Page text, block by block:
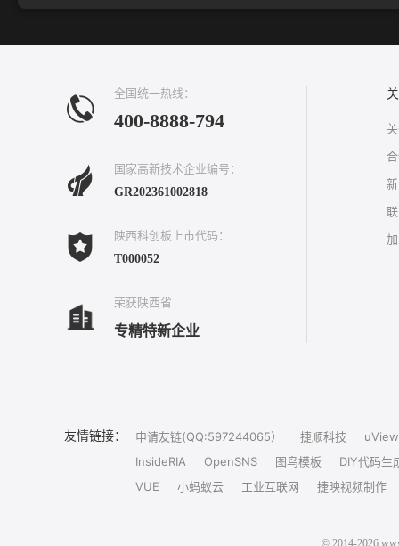
全国统一热线：
400-8888-794
国家高新技术企业编号：
GR202361002818
陕西科创板上市代码：
T000052
荣获陕西省
专精特新企业
友情链接： 申请友链(QQ:597244065） 捷顺科技
uView
InsideRIA
OpenSNS 图鸟模板
DIY代码生
VUE
小蚂蚁云 工业互联网 捷映视频制作
© 2014-2026